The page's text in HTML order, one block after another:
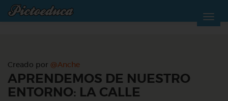
Creado por @Anche
APRENDEMOS DE NUESTRO
ENTORNO: LA CALLE